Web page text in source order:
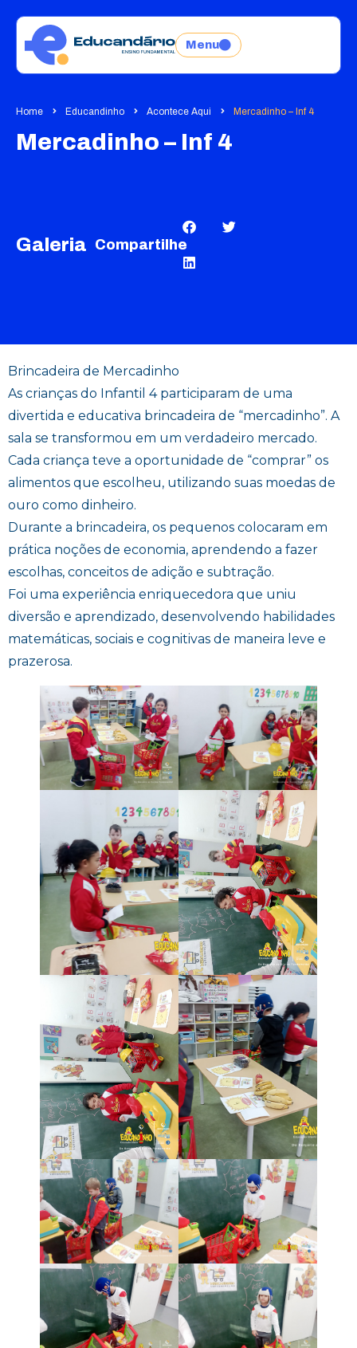
Menu
Home Educandinho Acontece Aqui Mercadinho – Inf 4
Mercadinho – Inf 4
Galeria Compartilhe
Brincadeira de Mercadinho
As crianças do Infantil 4 participaram de uma
divertida e educativa brincadeira de “mercadinho”. A
sala se transformou em um verdadeiro mercado.
Cada criança teve a oportunidade de “comprar” os
alimentos que escolheu, utilizando suas moedas de
ouro como dinheiro.
Durante a brincadeira, os pequenos colocaram em
prática noções de economia, aprendendo a fazer
escolhas, conceitos de adição e subtração.
Foi uma experiência enriquecedora que uniu
diversão e aprendizado, desenvolvendo habilidades
matemáticas, sociais e cognitivas de maneira leve e
prazerosa.